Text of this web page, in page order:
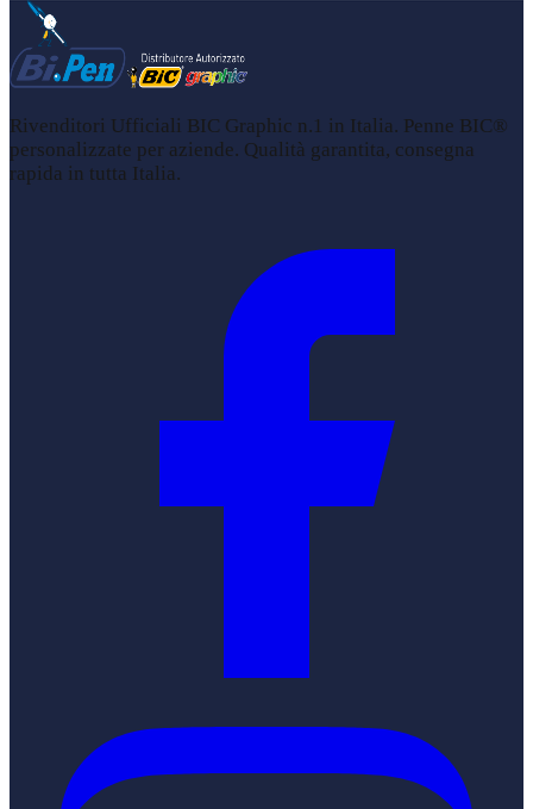
Rivenditori Ufficiali BIC Graphic n.1 in Italia. Penne BIC®
personalizzate per aziende. Qualità garantita, consegna
rapida in tutta Italia.